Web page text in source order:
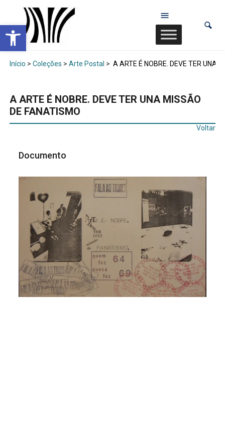
Abrir a barra de ferramentas
Início > Coleções > Arte Postal > A ARTE É NOBRE. DEVE TER UNA
A ARTE É NOBRE. DEVE TER UNA MISSÃO
DE FANATISMO
Voltar
Documento